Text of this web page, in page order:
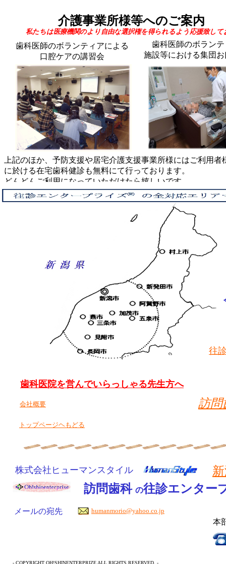
介護事業所様等へのご案内
私たちは医療機関のより自由な選択権を得られるよう応援致して
歯科医師のボラン
施設等における集団
歯科医師のボランティアによる
口腔ケアの講習会
株式会社ヒューマンスタイル
トップページヘもどる
訪
本
humanmorio@yahoo.co.jp
メールの宛先
上記のほか、予防支援や居宅介護支援事業所様にはご利用者
に於ける在宅歯科健診も無料にて行っております。
どんどんご利用になっていただけたら嬉しいです。
往
訪問歯科 の往診エンター
歯科医院を営んでいらっしゃる先生方へ
- COPYRIGHT OH!SHINENTERPRIZE ALL RIGHTS RESERVED. -
会社概要